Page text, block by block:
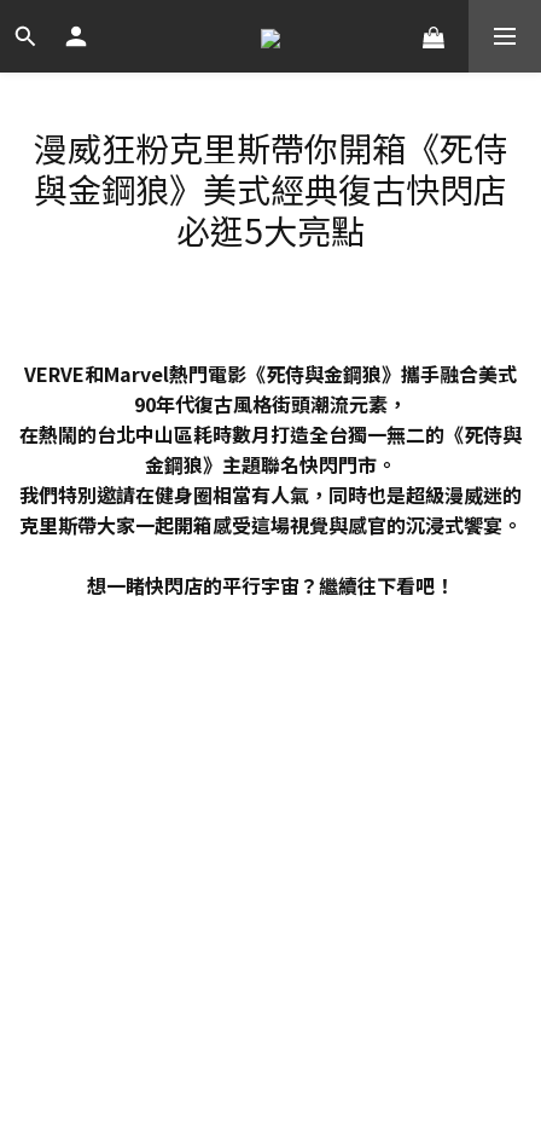
漫威狂粉克里斯帶你開箱《死侍
與金鋼狼》美式經典復古快閃店
必逛5大亮點
VERVE和Marvel熱門電影《死侍與金鋼狼》攜手融合美式
90年代復古風格街頭潮流元素，
在熱鬧的台北中山區耗時數月打造全台獨一無二的《死侍與
金鋼狼》主題聯名快閃門市。
我們特別邀請在健身圈相當有人氣，同時也是超級漫威迷的
克里斯帶大家一起開箱感受這場視覺與感官的沉浸式饗宴。
想一睹快閃店的平行宇宙？繼續往下看吧！